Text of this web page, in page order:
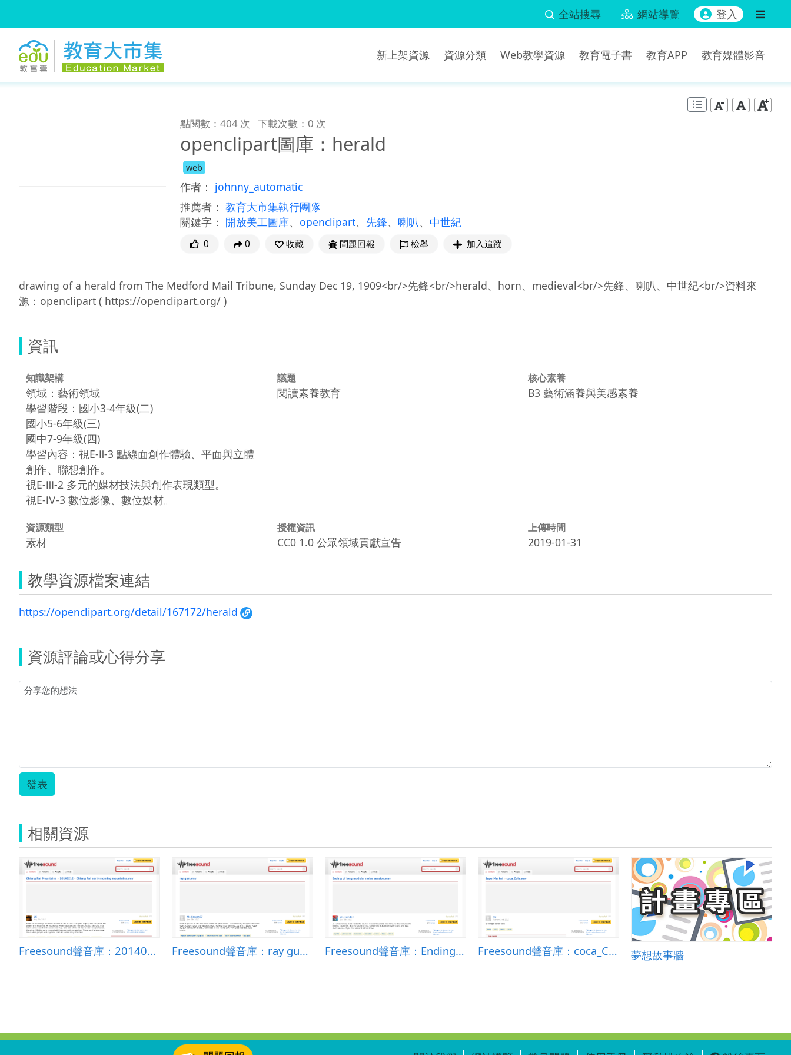
全站搜尋 網站導覽 登入
新上架資源 資源分類 Web教學資源 教育電子書 教育APP 教育媒體影音
點閱數：404 次 下載次數：0 次
openclipart圖庫：herald
web
作者： johnny_automatic
推薦者： 教育大市集執行團隊
關鍵字： 開放美工圖庫、 openclipart、 先鋒、 喇叭、 中世紀
0 0 收藏 問題回報 檢舉 加入追蹤
drawing of a herald from The Medford Mail Tribune, Sunday Dec 19, 1909<br/>先鋒<br/>herald、horn、medieval<br/>先鋒、喇叭、中世紀<br/>資料來
資訊
知識架構
領域：藝術領域
學習階段：國小3-4年級(二)
國小5-6年級(三)
國中7-9年級(四)
學習內容：視E-Ⅱ-3 點線面創作體驗、平面與立體
創作、聯想創作。
視E-Ⅲ-2 多元的媒材技法與創作表現類型。
視E-Ⅳ-3 數位影像、數位媒材。
議題
閱讀素養教育
核心素養
B3 藝術涵養與美感素養
資源類型
素材
授權資訊
CC0 1.0 公眾領域貢獻宣告
上傳時間
2019-01-31
教學資源檔案連結
https://openclipart.org/detail/167172/herald
資源評論或心得分享
發表
相關資源
Freesound聲音庫：20140212 - Chiang Rai early morning mountains.wav Freesound聲音庫：ray gun.wav Freesound聲音庫：Ending of long modular noise session.wav Freesound聲音庫：coca_Cola.wav 夢想故事牆